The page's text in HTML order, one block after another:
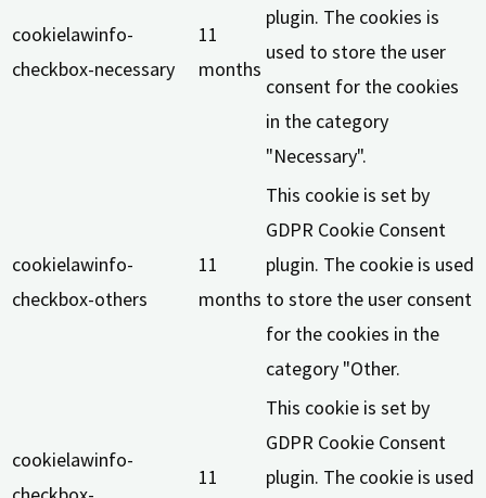
cookielawinfo-
checkbox-necessary
11
months
plugin. The cookies is
used to store the user
consent for the cookies
in the category
"Necessary".
cookielawinfo-
checkbox-others
11
months
This cookie is set by
GDPR Cookie Consent
plugin. The cookie is used
to store the user consent
for the cookies in the
category "Other.
cookielawinfo-
11
This cookie is set by
GDPR Cookie Consent
plugin. The cookie is used